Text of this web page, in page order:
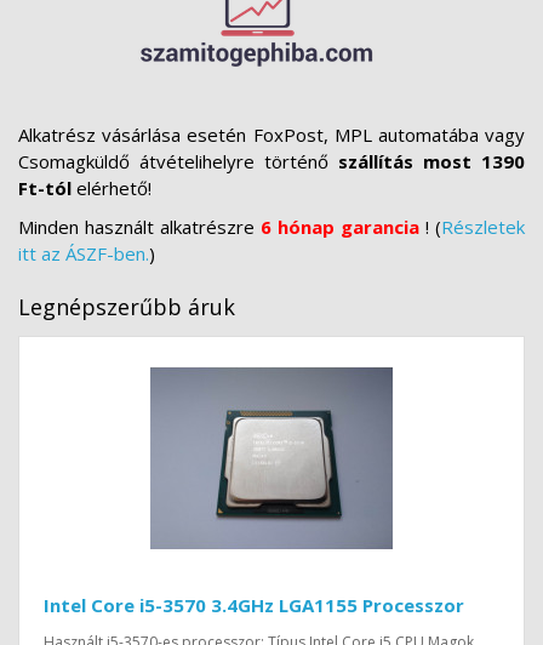
Alkatrész vásárlása esetén FoxPost, MPL automatába vagy
Csomagküldő átvételihelyre történő szállítás most 1390
Ft-tól elérhető!
Minden használt alkatrészre 6 hónap garancia ! (Részletek
itt az ÁSZF-ben.)
Legnépszerűbb áruk
Intel Core i5-3570 3.4GHz LGA1155 Processzor